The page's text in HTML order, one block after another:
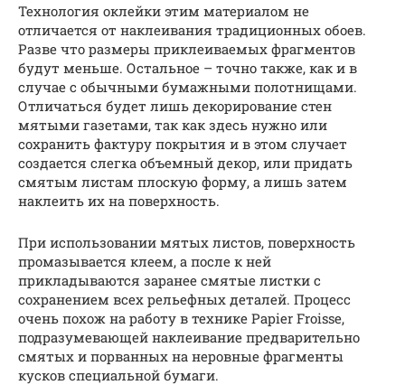
Технология оклейки этим материалом не
отличается от наклеивания традиционных обоев.
Разве что размеры приклеиваемых фрагментов
будут меньше. Остальное – точно также, как и в
случае с обычными бумажными полотнищами.
Отличаться будет лишь декорирование стен
мятыми газетами, так как здесь нужно или
сохранить фактуру покрытия и в этом случает
создается слегка объемный декор, или придать
смятым листам плоскую форму, а лишь затем
наклеить их на поверхность.
При использовании мятых листов, поверхность
промазывается клеем, а после к ней
прикладываются заранее смятые листки с
сохранением всех рельефных деталей. Процесс
очень похож на работу в технике Papier Froisse,
подразумевающей наклеивание предварительно
смятых и порванных на неровные фрагменты
кусков специальной бумаги.